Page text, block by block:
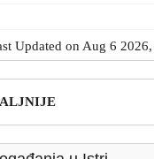
Updated on Aug 6